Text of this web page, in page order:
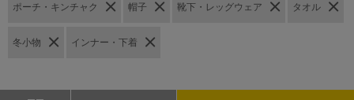
ポーチ・キンチャク 帽子 靴下・レッグウェア タオル
冬小物 インナー・下着